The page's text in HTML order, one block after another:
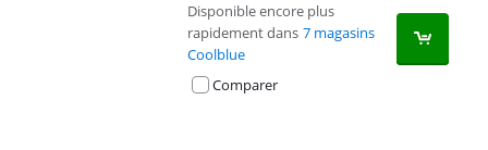
Disponible encore plus
rapidement dans 7 magasins
Coolblue
Comparer